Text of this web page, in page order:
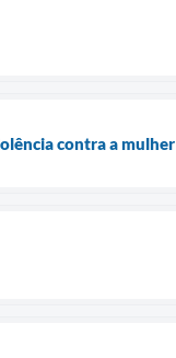
contra a mulher